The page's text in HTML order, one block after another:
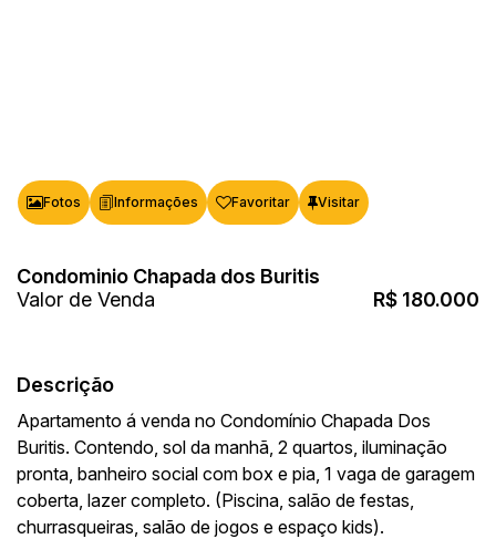
Fotos Favoritar
Condominio Chapada dos Buritis
R$ 180.000
Valor de Venda
Descrição
Apartamento á venda no Condomínio Chapada Dos
Buritis. Contendo, sol da manhã, 2 quartos, iluminação
pronta, banheiro social com box e pia, 1 vaga de garagem
coberta, lazer completo. (Piscina, salão de festas,
churrasqueiras, salão de jogos e espaço kids).